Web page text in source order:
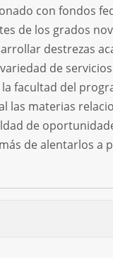
con fondos
de los grados
destrezas
de
facultad del
las materias
de
de alentarlos a